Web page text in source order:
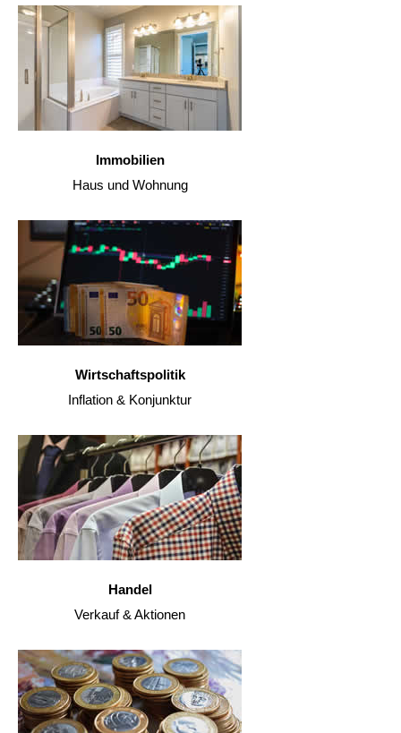
Immobilien
Haus und Wohnung
Wirtschaftspolitik
Inflation & Konjunktur
Handel
Verkauf & Aktionen